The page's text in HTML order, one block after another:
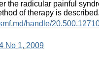
the radiculаr painful
of therapy is described.
handle/
No 1, 2009